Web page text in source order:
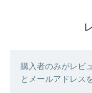
購入者のみがレビ
とメールアドレス